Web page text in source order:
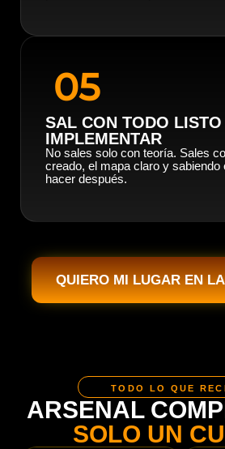
05
SAL CON TODO LISTO
IMPLEMENTAR
No sales solo con teoría. Sales
creado, el mapa claro y sabiendo
hacer después.
QUIERO MI LUGAR EN
TODO LO QUE
ARSENAL
SOLO UN